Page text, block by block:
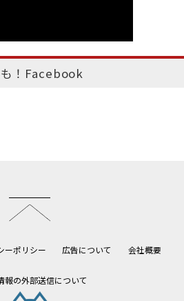
！Facebook
ーポリシー 広告について 会社概要
報の外部送信について